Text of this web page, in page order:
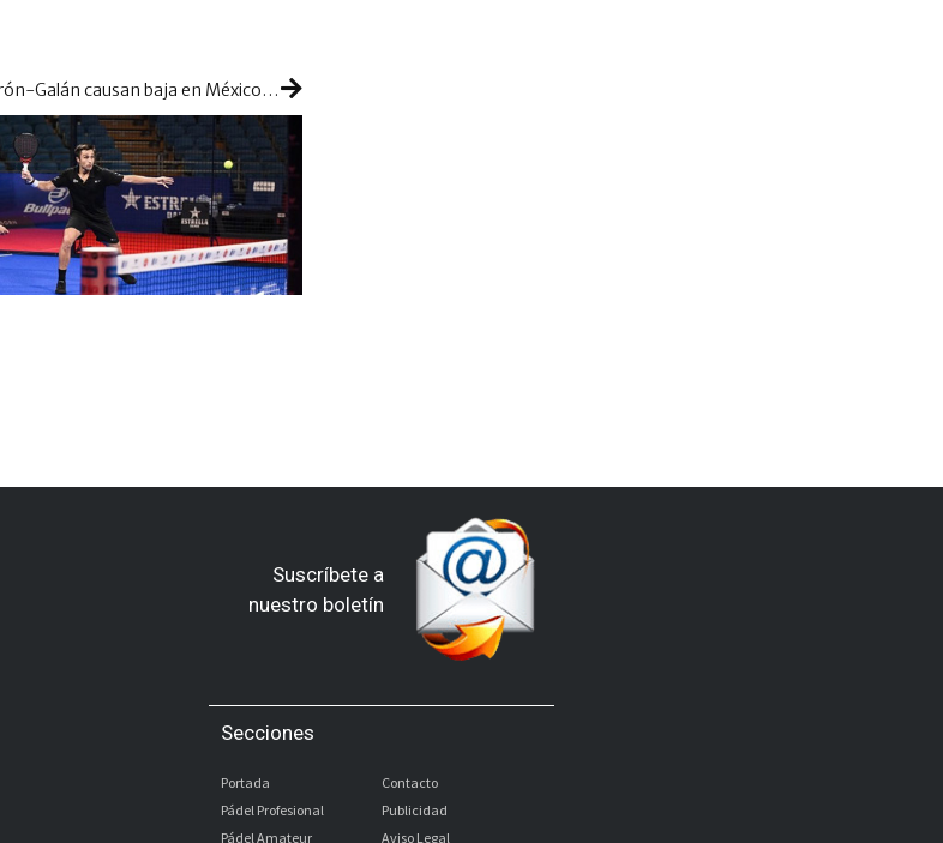
Bela-Coello y Lebrón-Galán causan baja en México: dos parejas top que no pelearán por la victoria
Suscríbete a
nuestro boletín
Secciones
Portada
Pádel Profesional
Pádel Amateur
Contacto
Publicidad
Aviso Legal